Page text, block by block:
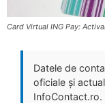
Card Virtual ING Pay:
Datele de
oficiale și
InfoContact.ro.